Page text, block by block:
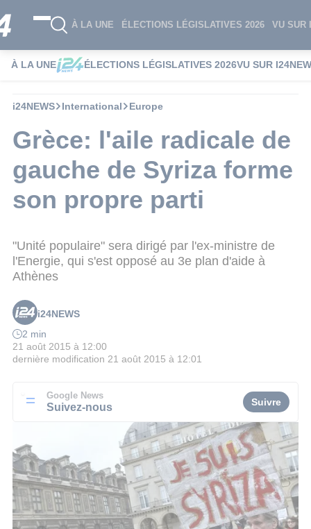
À LA UNE ÉLECTIONS LÉGISLATIVES 2026 VU SUR
À LA UNE ÉLECTIONS LÉGISLATIVES 2026VU SUR
i24NEWS International Europe
Grèce: l'aile radicale de
gauche de Syriza forme
son propre parti
"Unité populaire" sera dirigé par l'ex-ministre de
l'Energie, qui s'est opposé au 3e plan d'aide à
Athènes
i24NEWS
2 min
21 août 2015 à 12:00
dernière modification 21 août 2015 à 12:01
Google News
Suivez-nous Suivre